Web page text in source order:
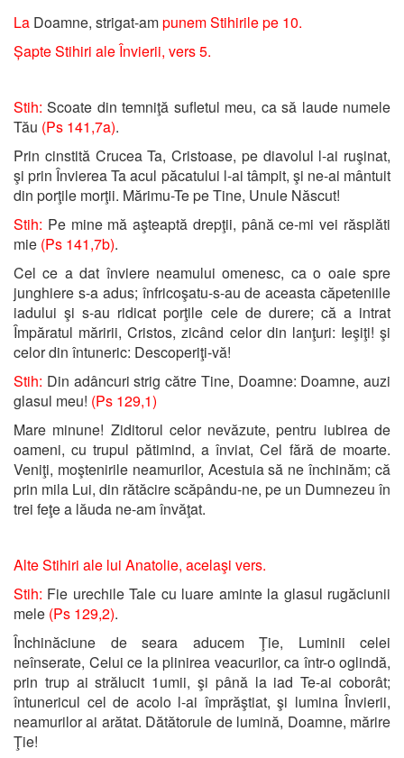
La Doamne, strigat-ampunem Stihirile pe 10.
Șapte Stihiri ale Învierii, vers 5.
Stih: Scoate din temniţă sufletul meu, ca să laude numele
Tău (Ps 141,7a).
Prin cinstită Crucea Ta, Cristoase, pe diavolul l-ai ruşinat,
şi prin Învierea Ta acul păcatului l-ai tâmpit, şi ne-ai mântuit
din porţile morţii. Mărimu-Te pe Tine, Unule Născut!
Stih: Pe mine mă aşteaptă drepţii, până ce-mi vei răsplăti
mie (Ps 141,7b).
Cel ce a dat înviere neamului omenesc, ca o oaie spre
junghiere s-a adus; înfricoşatu-s-au de aceasta căpeteniile
iadului şi s-au ridicat porţile cele de durere; că a intrat
Împăratul măririi, Cristos, zicând celor din lanţuri: Ieşiţi! şi
celor din întuneric: Descoperiţi-vă!
Stih: Din adâncuri strig către Tine, Doamne: Doamne, auzi
glasul meu! (Ps 129,1)
Mare minune! Ziditorul celor nevăzute, pentru iubirea de
oameni, cu trupul pătimind, a înviat, Cel fără de moarte.
Veniţi, moştenirile neamurilor, Acestuia să ne închinăm; că
prin mila Lui, din rătăcire scăpându-ne, pe un Dumnezeu în
trei feţe a lăuda ne-am învăţat.
Alte Stihiri ale lui Anatolie, acelaşi vers.
Stih: Fie urechile Tale cu luare aminte la glasul rugăciunii
mele (Ps 129,2).
Închinăciune de seara aducem Ţie, Luminii celei
neînserate, Celui ce la plinirea veacurilor, ca într-o oglindă,
prin trup ai strălucit 1umii, şi până la iad Te-ai coborât;
întunericul cel de acolo l-ai împrăştiat, şi lumina Învierii,
neamurilor ai arătat. Dătătorule de lumină, Doamne, mărire
Ţie!